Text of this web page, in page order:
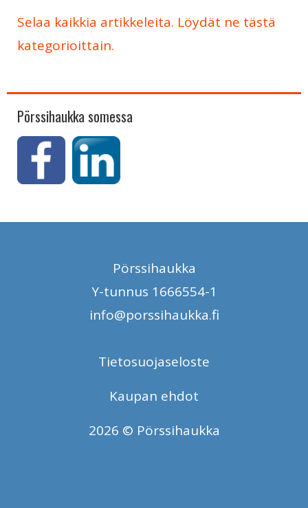
Selaa kaikkia artikkeleita. Löydät ne tästä
kategorioittain.
Pörssihaukka somessa
Pörssihaukka
Y-tunnus 1666554-1
info@porssihaukka.fi
Tietosuojaseloste
Kaupan ehdot
2026 © Pörssihaukka